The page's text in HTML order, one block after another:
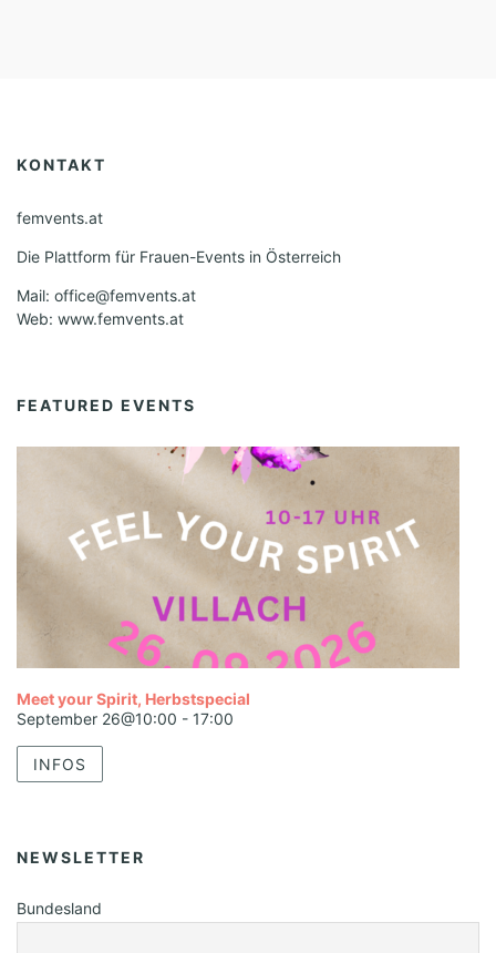
KONTAKT
femvents.at
Die Plattform für Frauen-Events in Österreich
Mail: office@femvents.at
Web: www.femvents.at
FEATURED EVENTS
Meet your Spirit, Herbstspecial
September 26@10:00 - 17:00
INFOS
NEWSLETTER
Bundesland